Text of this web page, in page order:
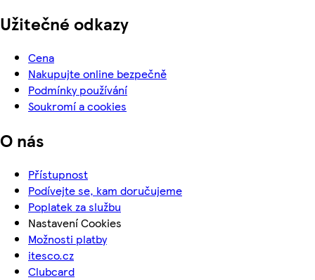
Užitečné odkazy
Cena
Nakupujte online bezpečně
Podmínky používání
Soukromí a cookies
O nás
Přístupnost
Podívejte se, kam doručujeme
Poplatek za službu
Nastavení Cookies
Možnosti platby
itesco.cz
Clubcard